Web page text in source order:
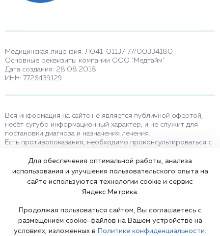
Медицинская лицензия: Л041-01137-77/00334180
Основные реквизиты компании ООО "Медтайм"
Дата создания: 28.08.2018
ИНН: 7726439129
Вся информация на сайте не является публичной офертой,
несёт сугубо информационный характер, и не служит для
постановки диагноза и назначения лечения.
Есть противопоказания, необходимо проконсультироваться с
мессенджерам и в соцсетях носят исключительно
информационный характер и не являются медицинскими
услугами.
Оставаясь на сайте вы соглашаетесь на использование cookies.
Карта сайта
Для обеспечения оптимальной работы, анализа
использования и улучшения пользовательского опыта на
сайте используются технологии cookie и сервис
Яндекс.Метрика.
Продолжая пользоваться сайтом, Вы соглашаетесь с
размещением cookie-файлов на Вашем устройстве на
условиях, изложенных в
Политике конфиденциальности.